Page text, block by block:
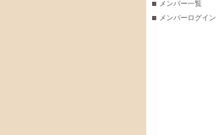
メンバー一覧
メンバーログイン